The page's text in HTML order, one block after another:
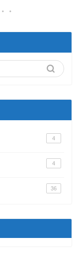
4
4
36